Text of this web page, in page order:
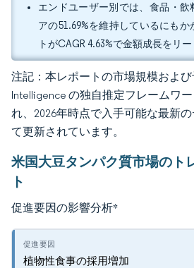
エンドユーザー別では、食品・飲
アの51.69%を維持しているにも
トがCAGR 4.63%で金額成長をリー
注記：本レポートの市場規模およ
Intelligence の独自推定フレームワ
れ、2026年時点で入手可能な最新
て更新されています。
米国大豆タンパク質市場のト
ト
促進要因の影響分析*
植物性食事の採用増加